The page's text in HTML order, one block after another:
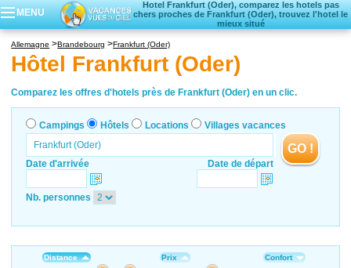
MENU
Hotel Frankfurt (Oder), comparez les hotels pas
chers proches de Frankfurt (Oder), trouvez l'hotel le
mieux situé
Hôtels
Locations vacances
Villages vacances
Allemagne Brandebourg Frankfurt (Oder)
Hôtel Frankfurt (Oder)
Comparez les offres d'hotels près de Frankfurt (Oder) en un clic.
Campings Hôtels Locations Villages vacances
Date d'arrivée Date de départ
GO !
Nb. personnes
Distance Prix Confort